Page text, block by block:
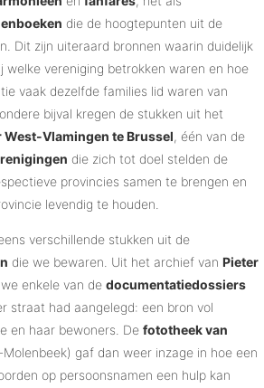
die de hoogtepunten uit de
Dit zijn uiteraard bronnen waarin duidelijk
welke vereniging betrokken waren en hoe
vaak dezelfde families lid waren van
bijval kregen de stukken uit het
West-Vlamingen te Brussel, één van de
die zich tot doel stelden de
provincies samen te brengen en
levendig te houden.
verschillende stukken uit de
die we bewaren. Uit het archief van Pieter
enkele van de documentatiedossiers
straat had aangelegd: een bron vol
en haar bewoners. De fototheek van
gaf dan weer inzage in hoe een
op persoonsnamen een hulp kan